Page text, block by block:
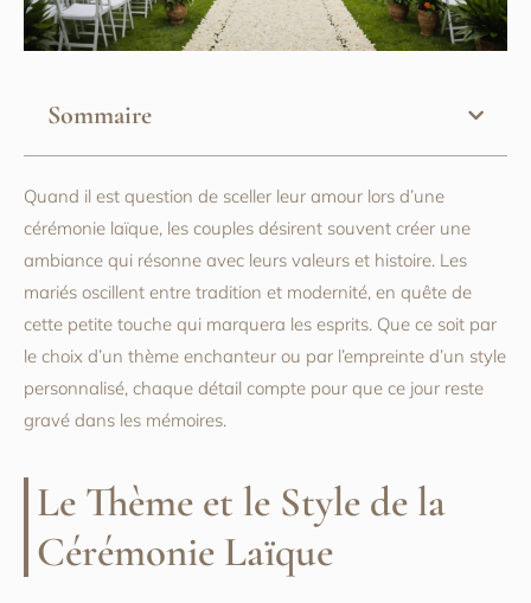
Sommaire
Quand il est question de sceller leur amour lors d’une
cérémonie laïque, les couples désirent souvent créer une
ambiance qui résonne avec leurs valeurs et histoire. Les
mariés oscillent entre tradition et modernité, en quête de
cette petite touche qui marquera les esprits. Que ce soit par
le choix d’un thème enchanteur ou par l’empreinte d’un style
personnalisé, chaque détail compte pour que ce jour reste
gravé dans les mémoires.
Le Thème et le Style de la
Cérémonie Laïque